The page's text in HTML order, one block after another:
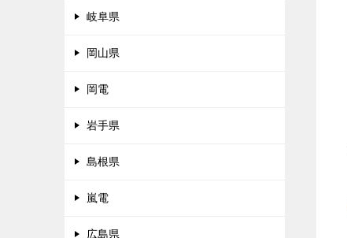
岐阜県
岡山県
岡電
岩手県
島根県
嵐電
広島県